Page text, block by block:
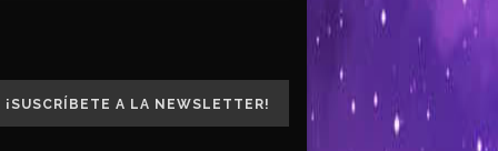
¡SUSCRÍBETE A LA NEWSLETTER!